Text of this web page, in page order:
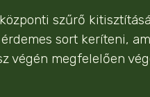
szűrő
sort keríteni,
végén megfelelően